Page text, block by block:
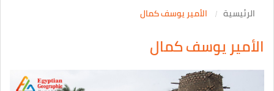
الرئيسية الأمير يوسف كمال
الأمير يوسف كمال